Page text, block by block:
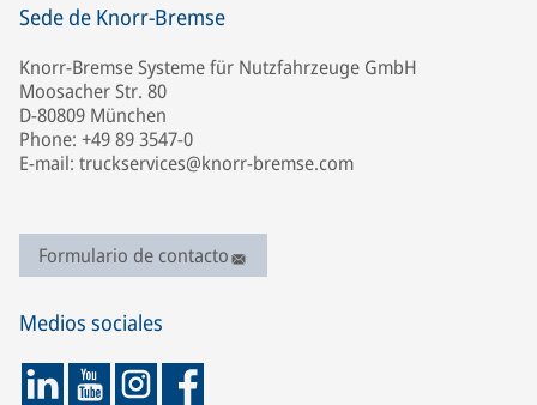
Sede de Knorr-Bremse
Knorr-Bremse Systeme für Nutzfahrzeuge GmbH
Moosacher Str. 80
D-80809 München
Phone: +49 89 3547-0
E-mail: truckservices@knorr-bremse.com
Formulario de contacto
Medios sociales